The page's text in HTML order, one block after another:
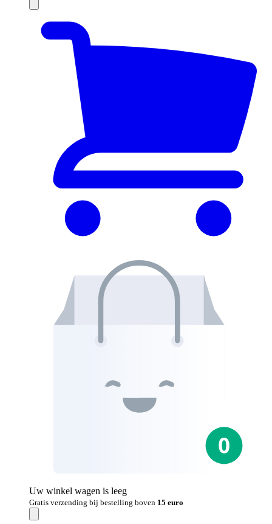
Uw winkel wagen is leeg
Gratis verzending bij bestelling boven 15 euro